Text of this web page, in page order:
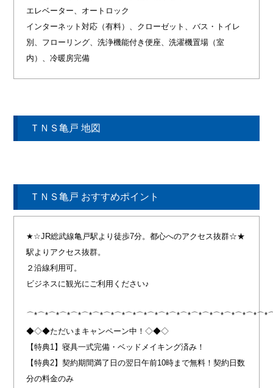
エレベーター、オートロック
インターネット対応（有料）、クローゼット、バス・トイレ
別、フローリング、洗浄機能付き便座、洗濯機置場（室
内）、冷暖房完備
ＴＮＳ亀戸 地図
ＴＮＳ亀戸 おすすめポイント
★☆JR総武線亀戸駅より徒歩7分。都心へのアクセス抜群☆★
駅よりアクセス抜群。
２沿線利用可。
ビジネスに観光にご利用ください♪
◆◇◆ただいまキャンペーン中！◇◆◇
【特典1】寝具一式完備・ベッドメイキング済み！
【特典2】契約期間満了日の翌日午前10時まで無料！契約日数
分の料金のみ